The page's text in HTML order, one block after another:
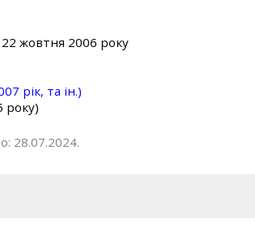
22 жовтня 2006 року
рік, та ін.)
року)
28.07.2024.